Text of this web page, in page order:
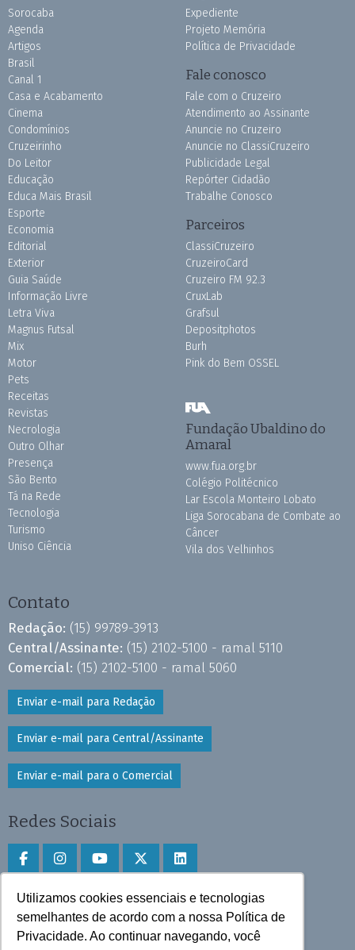
Utilizamos cookies essenciais e tecnologias
semelhantes de acordo com a nossa Política de
Privacidade. Ao continuar navegando, você
Sorocaba
Agenda
Artigos
Brasil
Canal 1
Casa e Acabamento
Cinema
Condomínios
Cruzeirinho
Do Leitor
Educação
Educa Mais Brasil
Esporte
Economia
Editorial
Exterior
Guia Saúde
Informação Livre
Letra Viva
Magnus Futsal
Mix
Motor
Pets
Receitas
Revistas
Necrologia
Outro Olhar
Presença
São Bento
Tá na Rede
Tecnologia
Turismo
Uniso Ciência
Expediente
Projeto Memória
Política de Privacidade
Fale conosco
Fale com o Cruzeiro
Atendimento ao Assinante
Anuncie no Cruzeiro
Anuncie no ClassiCruzeiro
Publicidade Legal
Repórter Cidadão
Trabalhe Conosco
Parceiros
ClassiCruzeiro
CruzeiroCard
Cruzeiro FM 92.3
CruxLab
Grafsul
Depositphotos
Burh
Pink do Bem OSSEL
Fundação Ubaldino do
Amaral
www.fua.org.br
Colégio Politécnico
Lar Escola Monteiro Lobato
Liga Sorocabana de Combate ao
Câncer
Vila dos Velhinhos
Contato
Redação: (15) 99789-3913
Central/Assinante: (15) 2102-5100 - ramal 5110
Comercial: (15) 2102-5100 - ramal 5060
Enviar e-mail para Redação
Enviar e-mail para Central/Assinante
Enviar e-mail para o Comercial
Redes Sociais
Faça download do aplicativo
Play Store e App Store